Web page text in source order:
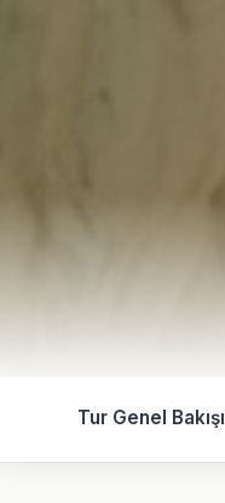
Tur Genel Bakışı